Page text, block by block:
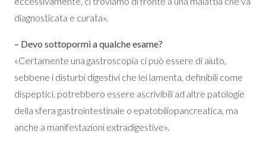
diagnosticata e curata».
– Devo sottopormi a qualche esame?
«Certamente una gastroscopia ci può essere di aiuto,
sebbene i disturbi digestivi che lei lamenta, definibili come
dispeptici, potrebbero essere ascrivibili ad altre patologie
della sfera gastrointestinale o epatobiliopancreatica, ma
anche a manifestazioni extradigestive».